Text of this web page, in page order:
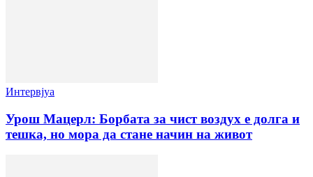
Интервјуа
Урош Мацерл: Борбата за чист воздух е долга и
тешка, но мора да стане начин на живот